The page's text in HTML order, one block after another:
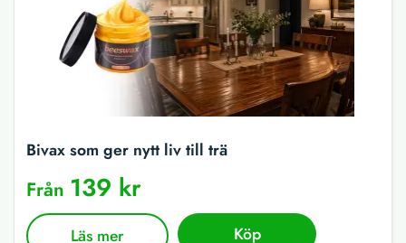
Bivax som ger nytt liv till trä
Från 139 kr
Läs mer Köp